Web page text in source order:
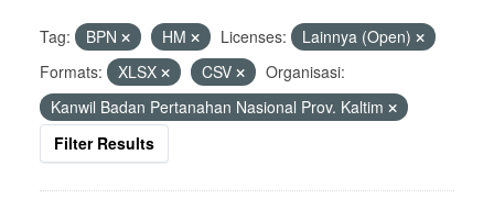
Tag: BPN HM Licenses:
Lainnya (Open)
Formats:
XLSX CSV
Organisasi:
Kanwil Badan Pertanahan Nasional Prov. Kaltim
Filter Results